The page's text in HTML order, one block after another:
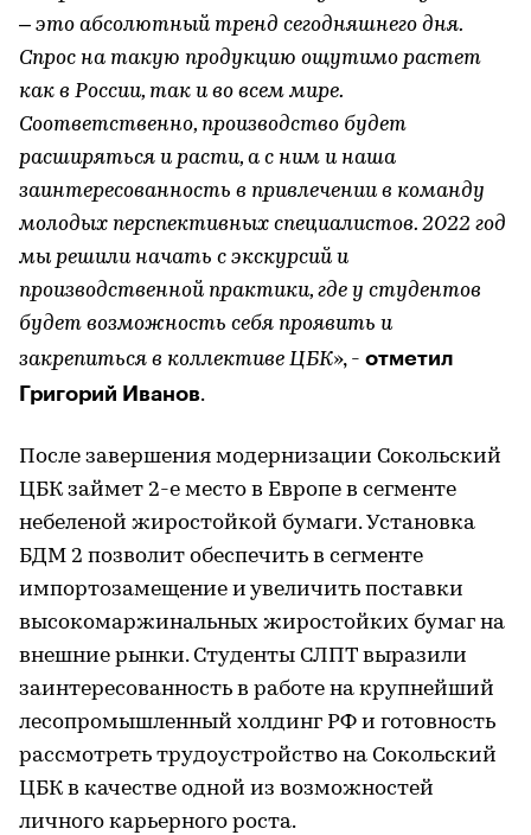
– это абсолютный тренд сегодняшнего дня.
Спрос на такую продукцию ощутимо растет
как в России, так и во всем мире.
Соответственно, производство будет
расширяться и расти, а с ним и наша
заинтересованность в привлечении в команду
молодых перспективных специалистов. 2022 год
мы решили начать с экскурсий и
производственной практики, где у студентов
будет возможность себя проявить и
закрепиться в коллективе ЦБК», - отметил
Григорий Иванов.
После завершения модернизации Сокольский
ЦБК займет 2-е место в Европе в сегменте
небеленой жиростойкой бумаги. Установка
БДМ 2 позволит обеспечить в сегменте
импортозамещение и увеличить поставки
высокомаржинальных жиростойких бумаг на
внешние рынки. Студенты СЛПТ выразили
заинтересованность в работе на крупнейший
лесопромышленный холдинг РФ и готовность
рассмотреть трудоустройство на Сокольский
ЦБК в качестве одной из возможностей
личного карьерного роста.